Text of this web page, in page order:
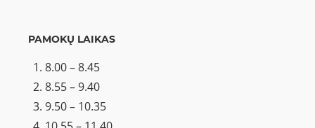
PAMOKŲ LAIKAS
8.00 – 8.45
8.55 – 9.40
9.50 – 10.35